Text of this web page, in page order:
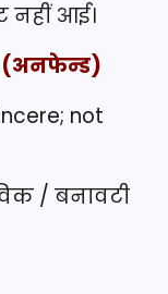
नहीं आई।
(अनफेन्ड)
not
/ बनावटी